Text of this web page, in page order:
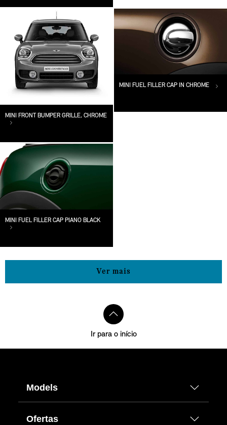
MINI FRONT BUMPER GRILLE, CHROME
MINI FUEL FILLER CAP IN CHROME
MINI FUEL FILLER CAP PIANO BLACK
Ver mais
Ir para o início
Models
Ofertas